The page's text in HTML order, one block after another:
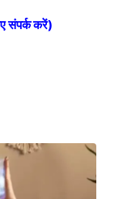
संपर्क करें)